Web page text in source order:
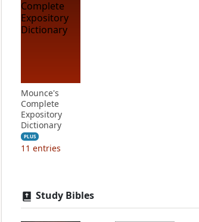
Mounce's
Complete
Expository
Dictionary
PLUS
11 entries
Study Bibles